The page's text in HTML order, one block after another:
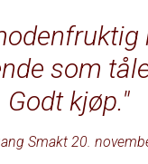
som
Godt kjøp.
Smakt 20.